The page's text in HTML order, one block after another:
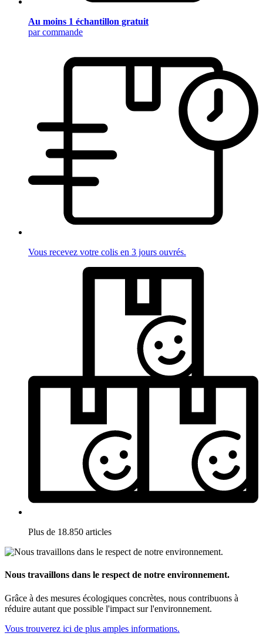
Au moins 1 échantillon gratuit
par commande
Vous recevez votre colis en 3 jours ouvrés.
Plus de 18.850 articles
Nous travaillons dans le respect de notre environnement.
Grâce à des mesures écologiques concrètes, nous contribuons à
réduire autant que possible l'impact sur l'environnement.
Vous trouverez ici de plus amples informations.